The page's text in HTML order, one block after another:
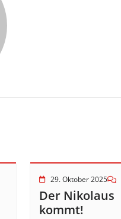
29. Oktober 2025
Der Nikolaus
kommt!